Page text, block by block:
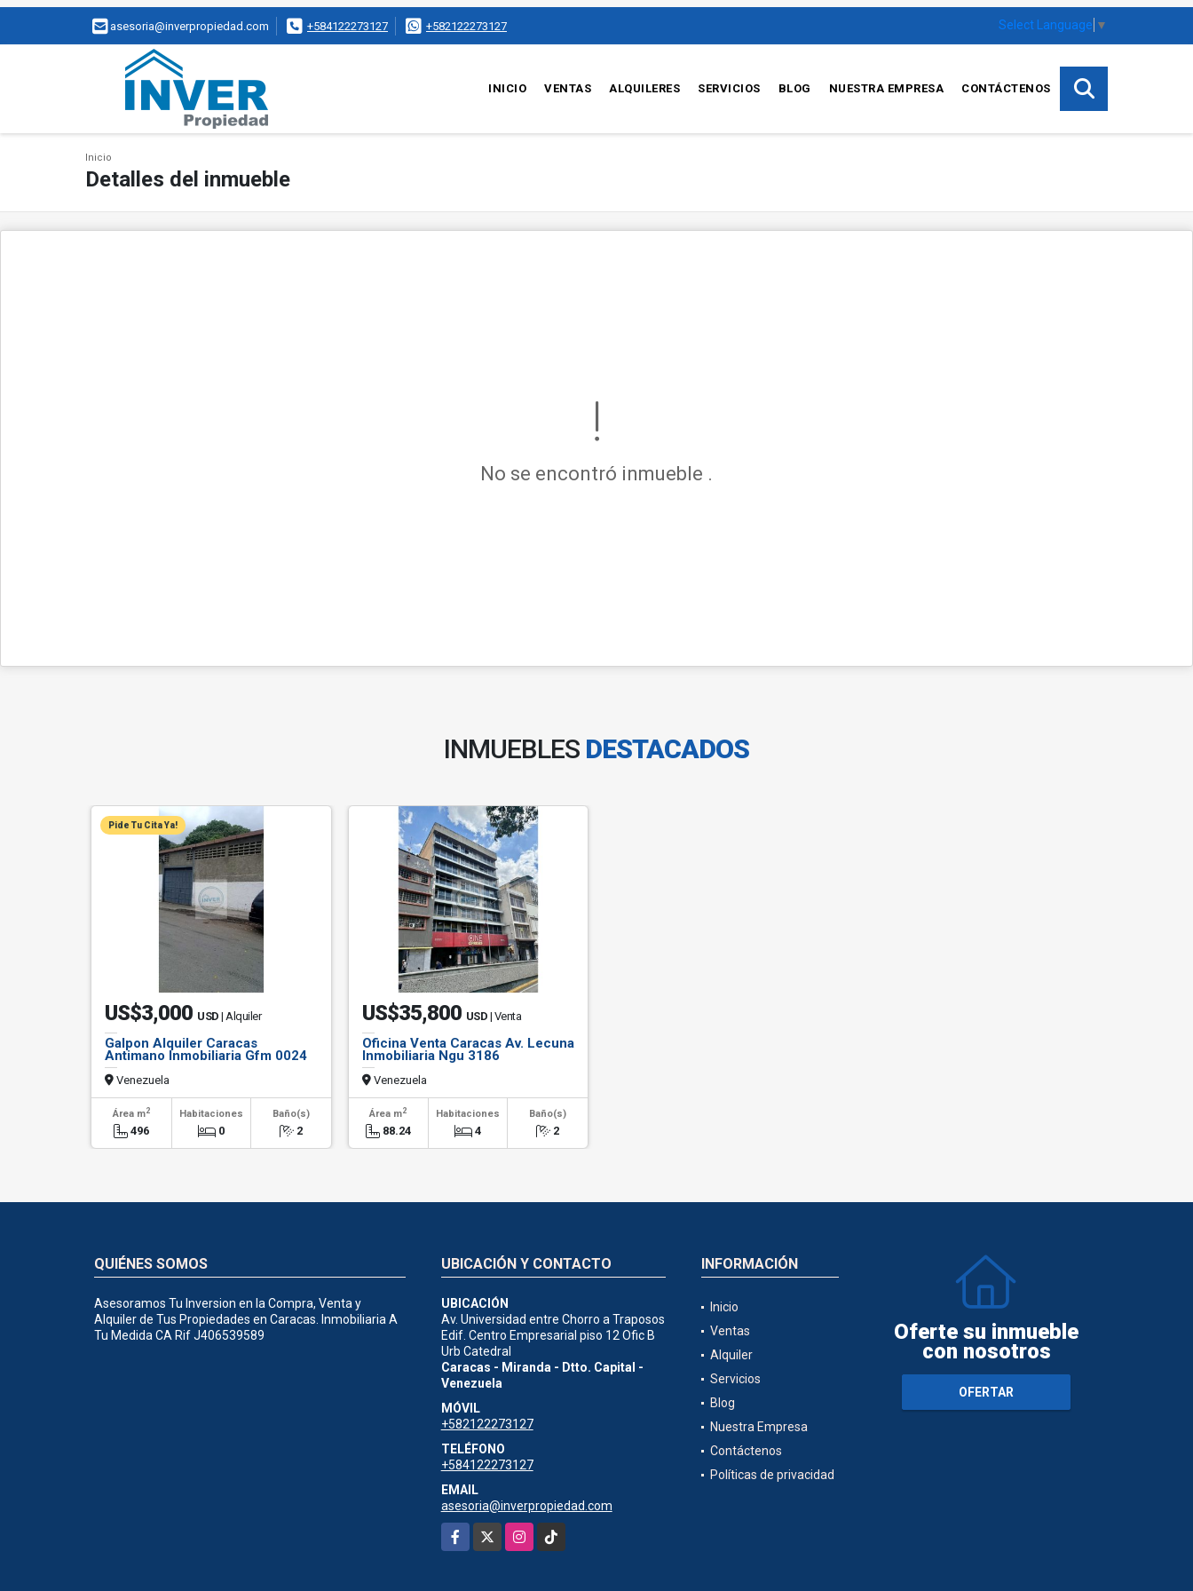
asesoria@inverpropiedad.com +584122273127 +582122273127 Select Language ▼
INICIO VENTAS ALQUILERES SERVICIOS BLOG NUESTRA EMPRESA CONTÁCTENOS
Inicio
Detalles del inmueble
No se encontró inmueble .
INMUEBLES DESTACADOS
Pide Tu Cita Ya!
US$3,000 USD | Alquiler
Galpon Alquiler Caracas
Antimano Inmobiliaria Gfm 0024
Venezuela
Área m2
496
Habitaciones
0
Baño(s)
2
US$35,800 USD | Venta
Oficina Venta Caracas Av. Lecuna
Inmobiliaria Ngu 3186
Venezuela
Área m2
88.24
Habitaciones
4
Baño(s)
2
QUIÉNES SOMOS
Asesoramos Tu Inversion en la Compra, Venta y
Alquiler de Tus Propiedades en Caracas. Inmobiliaria A
Tu Medida CA Rif J406539589
UBICACIÓN Y CONTACTO
UBICACIÓN
Av. Universidad entre Chorro a Traposos
Edif. Centro Empresarial piso 12 Ofic B
Urb Catedral
Caracas - Miranda - Dtto. Capital -
Venezuela
MÓVIL
+582122273127
TELÉFONO
+584122273127
EMAIL
asesoria@inverpropiedad.com
Facebook
Instagram
TikTok
INFORMACIÓN
Inicio
Ventas
Alquiler
Servicios
Blog
Nuestra Empresa
Contáctenos
Políticas de privacidad
Oferte su inmueble
con nosotros
OFERTAR